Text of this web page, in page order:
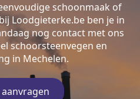
schoonmaak of
Loodgieterke.be ben je in
nog contact met ons
schoorsteenvegen en
in Mechelen.